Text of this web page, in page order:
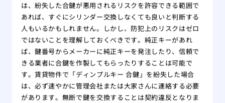
は、紛失した合鍵が悪用されるリスクを許容できる範囲で
あれば、すぐにシリンダー交換しなくても良いと判断する
人もいるかもしれません。しかし、防犯上のリスクはゼロ
ではないことを理解しておくべきです。純正キーがあれ
ば、鍵番号からメーカーに純正キーを発注したり、信頼で
きる業者に合鍵を作製してもらったりすることは可能で
す。賃貸物件で「ディンプルキー 合鍵」を紛失した場合
は、必ず速やかに管理会社または大家さんに連絡する必要
があります。無断で鍵を交換することは契約違反となりま